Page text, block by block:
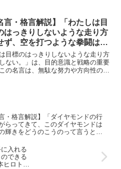
言・格言解説】「わたしは目
はっきりしないような走り方
ず、空を打つような拳闘はし
。」by パウロの深い意味と
れる教訓
目標のはっきりしないような走り方
ない。」は、目的意識と戦略の重要
の名言は、無駄な努力や方向性の不
言・格言解説】「ダイヤモンドの行
らってきて、このダイヤモンドは
輝きをどうのこうのって言うとる
遠の輝きを売りつけてどうするん
俺らが欲しいのは今だけです。」
ヒロトの深い意味と得られる教訓
入れる
できる
ロトの